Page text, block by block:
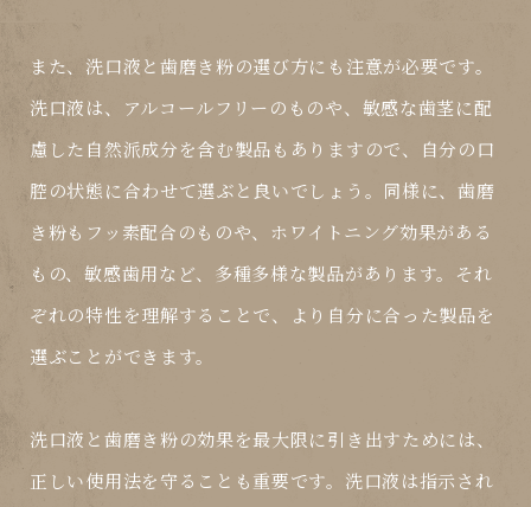
また、洗口液と歯磨き粉の選び方にも注意が必要です。
洗口液は、アルコールフリーのものや、敏感な歯茎に配
慮した自然派成分を含む製品もありますので、自分の口
腔の状態に合わせて選ぶと良いでしょう。同様に、歯磨
き粉もフッ素配合のものや、ホワイトニング効果がある
もの、敏感歯用など、多種多様な製品があります。それ
ぞれの特性を理解することで、より自分に合った製品を
選ぶことができます。
洗口液と歯磨き粉の効果を最大限に引き出すためには、
正しい使用法を守ることも重要です。洗口液は指示され